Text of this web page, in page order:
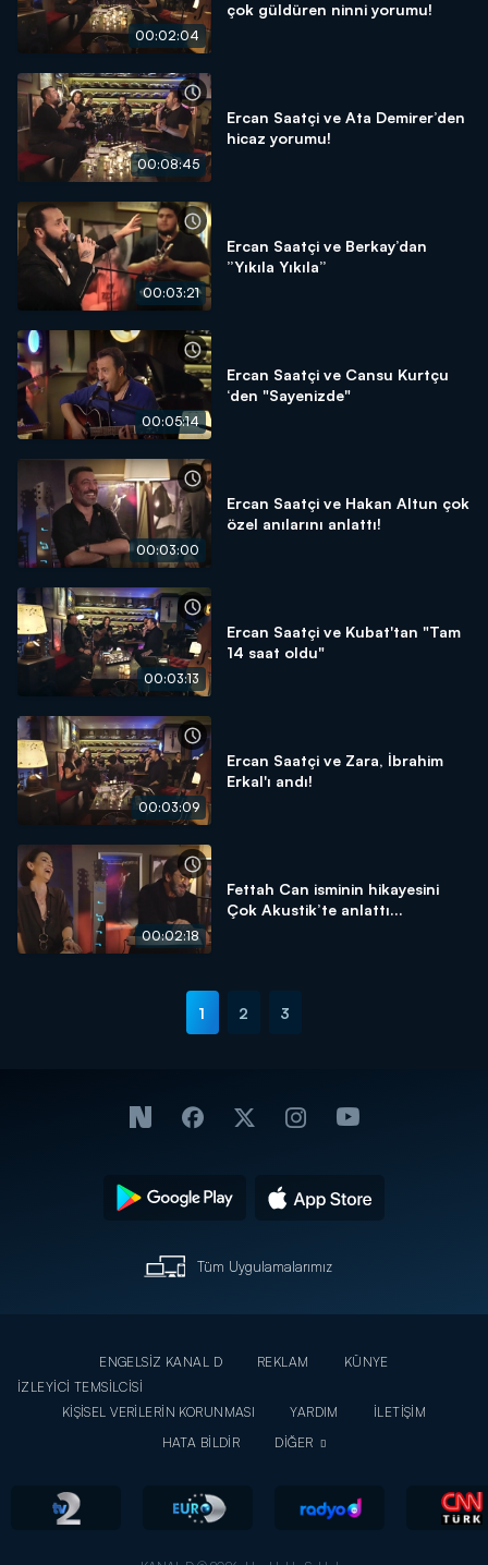
00:02:04
çok güldüren ninni yorumu!
00:08:45
Ercan Saatçi ve Ata Demirer’den
hicaz yorumu!
00:03:21
Ercan Saatçi ve Berkay’dan
”Yıkıla Yıkıla”
00:05:14
Ercan Saatçi ve Cansu Kurtçu
‘den "Sayenizde"
00:03:00
Ercan Saatçi ve Hakan Altun çok
özel anılarını anlattı!
00:03:13
Ercan Saatçi ve Kubat'tan "Tam
14 saat oldu"
00:03:09
Ercan Saatçi ve Zara, İbrahim
Erkal'ı andı!
00:02:18
Fettah Can isminin hikayesini
Çok Akustik’te anlattı...
1 2 3
Tüm Uygulamalarımız
ENGELSİZ KANAL D REKLAM
KÜNYE
İZLEYİCİ TEMSİLCİSİ
KİŞİSEL VERİLERİN KORUNMASI
YARDIM
İLETİŞİM
HATA BİLDİR
DİĞER